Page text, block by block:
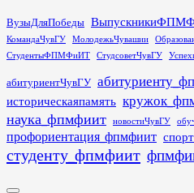
Перейти
к
содержимому
ВузыДляПобеды
КомандаЧувГУ
МолодежьЧувашии
СтудентыФПМФиИТ
СтудсоветЧувГУ
абитуриентЧувГУ
историческаяпамять
наука_фпмфиит новостиЧувГУ
профориентация_фпмфиит
студенту_фпмфиит
Основное